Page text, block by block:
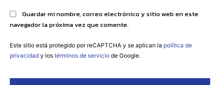
Guardar mi nombre, correo electrónico y sitio web en este
navegador la próxima vez que comente.
Este sitio está protegido por reCAPTCHA y se aplican la política de
privacidad y los términos de servicio de Google.